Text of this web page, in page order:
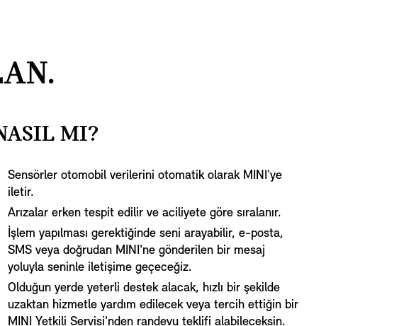
MI?
Sensörler otomobil verilerini otomatik olarak MINI'ye
iletir.
Arızalar erken tespit edilir ve aciliyete göre sıralanır.
İşlem yapılması gerektiğinde seni arayabilir, e-posta,
SMS veya doğrudan MINI'ne gönderilen bir mesaj
yoluyla seninle iletişime geçeceğiz.
Olduğun yerde yeterli destek alacak, hızlı bir şekilde
uzaktan hizmetle yardım edilecek veya tercih ettiğin bir
MINI Yetkili Servisi'nden randevu teklifi alabileceksin.